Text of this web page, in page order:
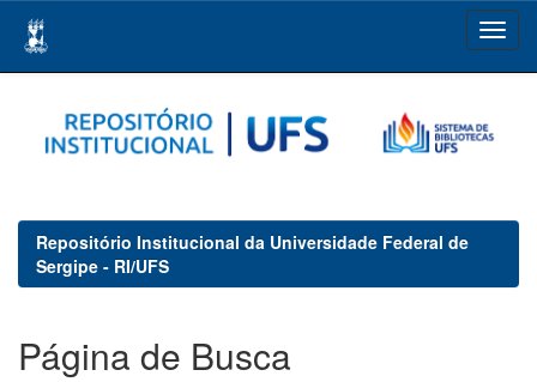
navigation
Repositório Institucional da Universidade Federal de
Sergipe - RI/UFS
Página de Busca